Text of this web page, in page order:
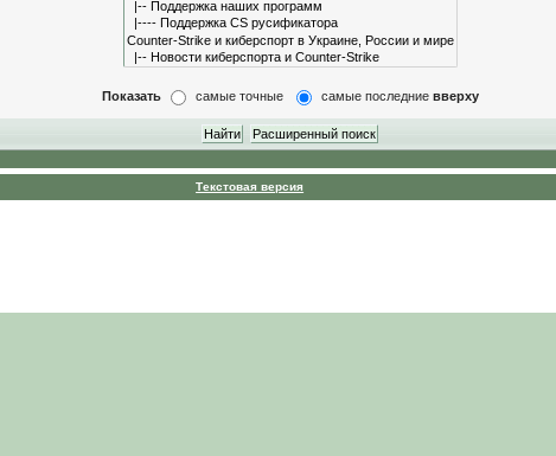
Показать самые точные самые последние вверху
Текстовая версия